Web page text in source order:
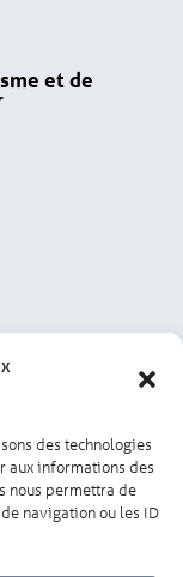
des technologies
aux informations des
nous permettra de
navigation ou les ID
et de